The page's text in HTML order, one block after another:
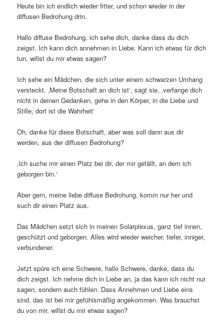
Heute bin ich endlich wieder fitter, und schon wieder in der
diffusen Bedrohung drin.
Hallo diffuse Bedrohung, ich sehe dich, danke dass du dich
zeigst. Ich kann dich annehmen in Liebe. Kann ich etwas für dich
tun, willst du mir etwas sagen?
Ich sehe ein Mädchen, die sich unter einem schwarzen Umhang
versteckt. ‚Meine Botschaft an dich ist‘, sagt sie, ‚verfange dich
nicht in deinen Gedanken, gehe in den Körper, in die Liebe und
Stille, dort ist die Wahrheit‘
Oh, danke für diese Botschaft, aber was soll dann aus dir
werden, aus der diffusen Bedrohung?
‚Ich suche mir einen Platz bei dir, der mir gefällt, an dem ich
geborgen bin.‘
Aber gern, meine liebe diffuse Bedrohung, komm nur her und
such dir einen Platz aus.
Das Mädchen setzt sich in meinen Solarplexus, ganz tief innen,
geschützt und geborgen. Alles wird wieder weicher, tiefer, inniger,
verbundener.
Jetzt spüre ich eine Schwere, hallo Schwere, danke, dass du
dich zeigst. Ich nehme dich in Liebe an, ja das kann ich nicht nur
sagen, sondern auch fühlen. Dass Annehmen und Liebe eins
sind, das ist bei mir gefühlsmäßig angekommen. Was brauchst
du von mir, willst du mir etwas sagen?